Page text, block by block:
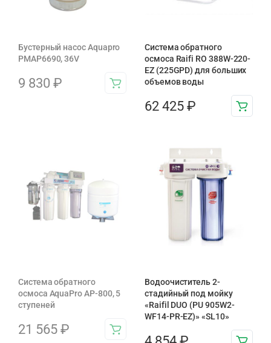
Бустерный насос Aquapro
PMAP6690, 36V
9 830 ₽
Система обратного
осмоса Raifi RO 388W-220-
EZ (225GPD) для больших
объемов воды
62 425 ₽
Система обратного
осмоса AquaPro AP-800, 5
ступеней
21 565 ₽
Водоочиститель 2-
стадийный под мойку
«Raifil DUO (PU 905W2-
WF14-PR-EZ)» «SL10»